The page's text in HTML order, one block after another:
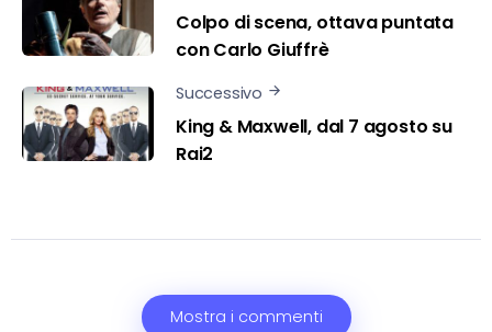
Colpo di scena, ottava puntata
con Carlo Giuffrè
Successivo
King & Maxwell, dal 7 agosto su
Rai2
Mostra i commenti